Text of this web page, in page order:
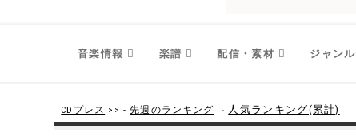
音楽情報 楽譜 配信・素材 ジャンル
CDプレス >> -先週のランキング - 人気ランキング(累計)